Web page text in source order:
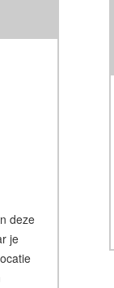
deze
je